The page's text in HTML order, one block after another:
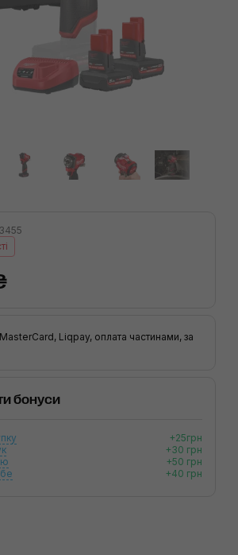
Liqpay, оплата частинами, за
бонуси
+25грн
+30 грн
+50 грн
+40 грн